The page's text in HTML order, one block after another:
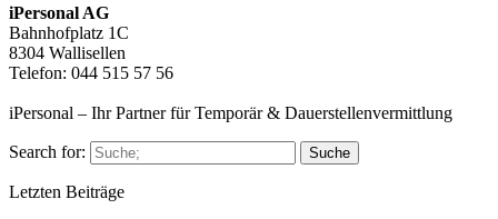
iPersonal AG
Bahnhofplatz 1C
8304 Wallisellen
Telefon: 044 515 57 56
iPersonal – Ihr Partner für Temporär & Dauerstellenvermittlung
Search for: Suche
Letzten Beiträge